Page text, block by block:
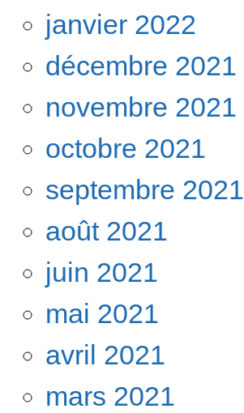
janvier 2022
décembre 2021
novembre 2021
octobre 2021
septembre 2021
août 2021
juin 2021
mai 2021
avril 2021
mars 2021